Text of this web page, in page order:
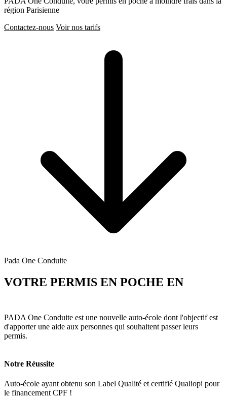
région Parisienne
Contactez-nous Voir nos tarifs
Pada One Conduite
VOTRE PERMIS EN POCHE EN
PADA One Conduite est une nouvelle auto-école dont l'objectif est
d'apporter une aide aux personnes qui souhaitent passer leurs
permis.
Notre Réussite
Auto-école ayant obtenu son Label Qualité et certifié Qualiopi pour
le financement CPF !